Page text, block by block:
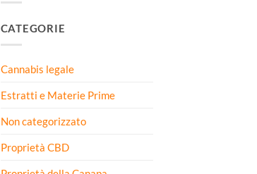
CATEGORIE
Cannabis legale
Estratti e Materie Prime
Non categorizzato
Proprietà CBD